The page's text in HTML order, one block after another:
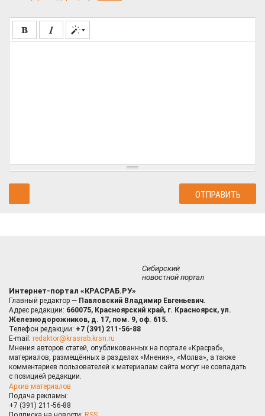
Сибирский
новостной портал
Интернет-портал «КРАСРАБ.РУ»
Главный редактор — Павловский Владимир Евгеньевич.
Адрес редакции: 660075, Красноярский край, г. Красноярск, ул.
Железнодорожников, д. 17, пом. 9, оф. 615.
Телефон редакции: +7 (391) 211-56-88
E-mail: redaktor@krasrab.krsn.ru
Мнения авторов статей, опубликованных на портале «Красраб»,
материалов, размещённых в разделах «Мнения», «Молва», а также
комментариев пользователей к материалам сайта могут не совпадать
с позицией редакции.
Архив материалов
Подача рекламы:
+7 (391) 211-56-88